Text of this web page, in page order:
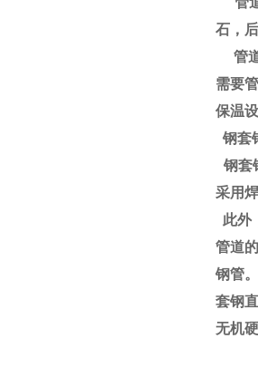
石，
管道
需要
保温
钢套
钢套
采用
此外
管道
钢管
套钢
无机